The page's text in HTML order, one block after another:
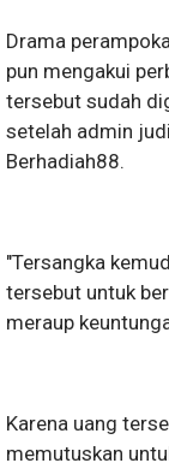
Drama
pun mengakui
tersebut sudah
setelah admin
Berhadiah88.
"Tersangka
tersebut untuk
meraup
Karena uang
memutuskan